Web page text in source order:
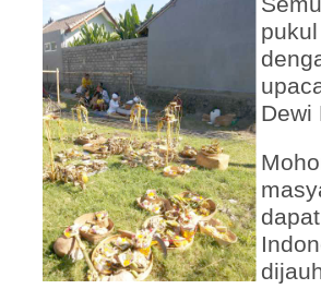
Dewi